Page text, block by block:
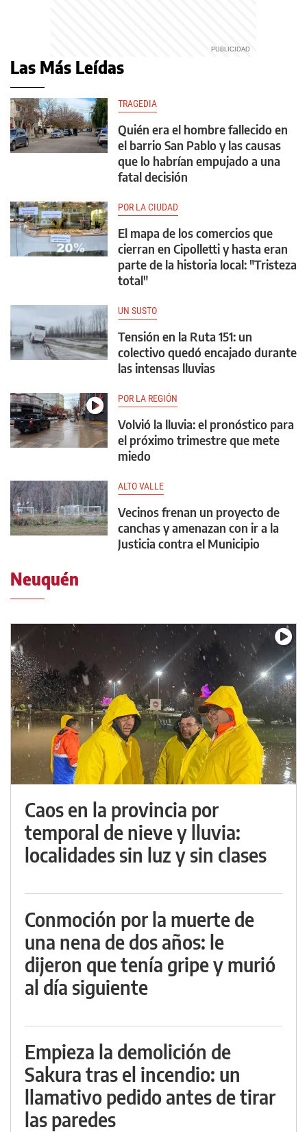
Las Más Leídas
TRAGEDIA
Quién era el hombre fallecido en
el barrio San Pablo y las causas
que lo habrían empujado a una
fatal decisión
POR LA CIUDAD
El mapa de los comercios que
cierran en Cipolletti y hasta eran
parte de la historia local: "Tristeza
total"
UN SUSTO
Tensión en la Ruta 151: un
colectivo quedó encajado durante
las intensas lluvias
POR LA REGIÓN
Volvió la lluvia: el pronóstico para
el próximo trimestre que mete
miedo
ALTO VALLE
Vecinos frenan un proyecto de
canchas y amenazan con ir a la
Justicia contra el Municipio
Neuquén
Caos en la provincia por
temporal de nieve y lluvia:
localidades sin luz y sin clases
Conmoción por la muerte de
una nena de dos años: le
dijeron que tenía gripe y murió
al día siguiente
Empieza la demolición de
Sakura tras el incendio: un
llamativo pedido antes de tirar
las paredes